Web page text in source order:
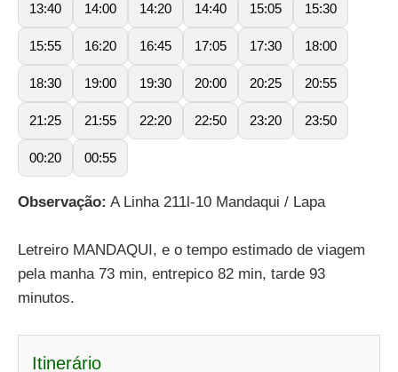
13:40 14:00 14:20 14:40 15:05 15:30
15:55 16:20 16:45 17:05 17:30 18:00
18:30 19:00 19:30 20:00 20:25 20:55
21:25 21:55 22:20 22:50 23:20 23:50
00:20 00:55
Observação: A Linha 211l-10 Mandaqui / Lapa
Letreiro MANDAQUI, e o tempo estimado de viagem
pela manha 73 min, entrepico 82 min, tarde 93
minutos.
Itinerário